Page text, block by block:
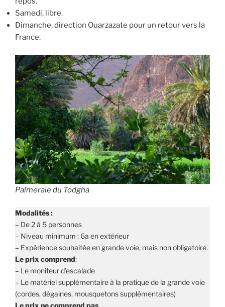
Samedi, libre.
Dimanche, direction Ouarzazate pour un retour vers la
France.
Palmeraie du Todgha
Modalités :
– De 2 à 5 personnes
– Niveau minimum : 6a en extérieur
– Expérience souhaitée en grande voie, mais non obligatoire.
Le prix comprend:
– Le moniteur d’escalade
– Le matériel supplémentaire à la pratique de la grande voie
(cordes, dégaines, mousquetons supplémentaires)
Le prix ne comprend pas